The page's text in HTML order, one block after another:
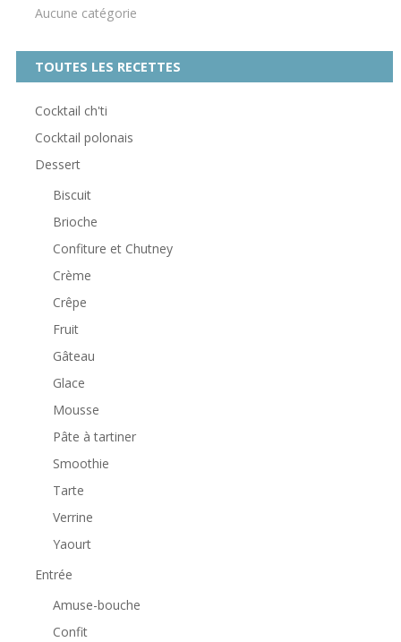
Aucune catégorie
TOUTES LES RECETTES
Cocktail ch'ti
Cocktail polonais
Dessert
Biscuit
Brioche
Confiture et Chutney
Crème
Crêpe
Fruit
Gâteau
Glace
Mousse
Pâte à tartiner
Smoothie
Tarte
Verrine
Yaourt
Entrée
Amuse-bouche
Confit